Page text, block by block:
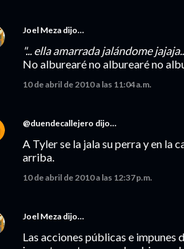
Joel Meza dijo…
"... ella amarrada jalándome
No alburearé no alburearé no
10 de abril de 2010 a las 11:04 a.m.
@duendecallejero dijo…
A Tyler se la jala su perra y en la
arriba.
10 de abril de 2010 a las 12:37 p.m.
Joel Meza dijo…
Las acciones públicas e impunes